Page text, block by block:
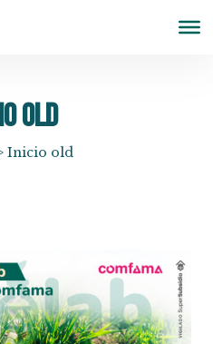
old
Inicio old